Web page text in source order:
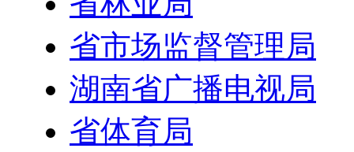
省市场监督管理局
湖南省广播电视局
省体育局